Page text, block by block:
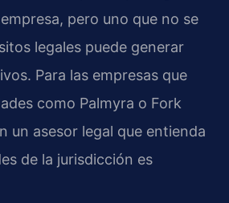
pero uno que no se
legales puede generar
Para las empresas que
como Palmyra o Fork
un asesor legal que entienda
de la jurisdicción es